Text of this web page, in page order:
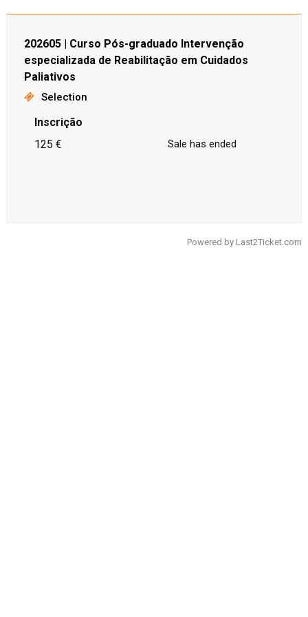
202605 | Curso Pós-graduado Intervenção
especializada de Reabilitação em Cuidados
Paliativos
Selection
Inscrição
125 €
Sale has ended
Powered by Last2Ticket.com